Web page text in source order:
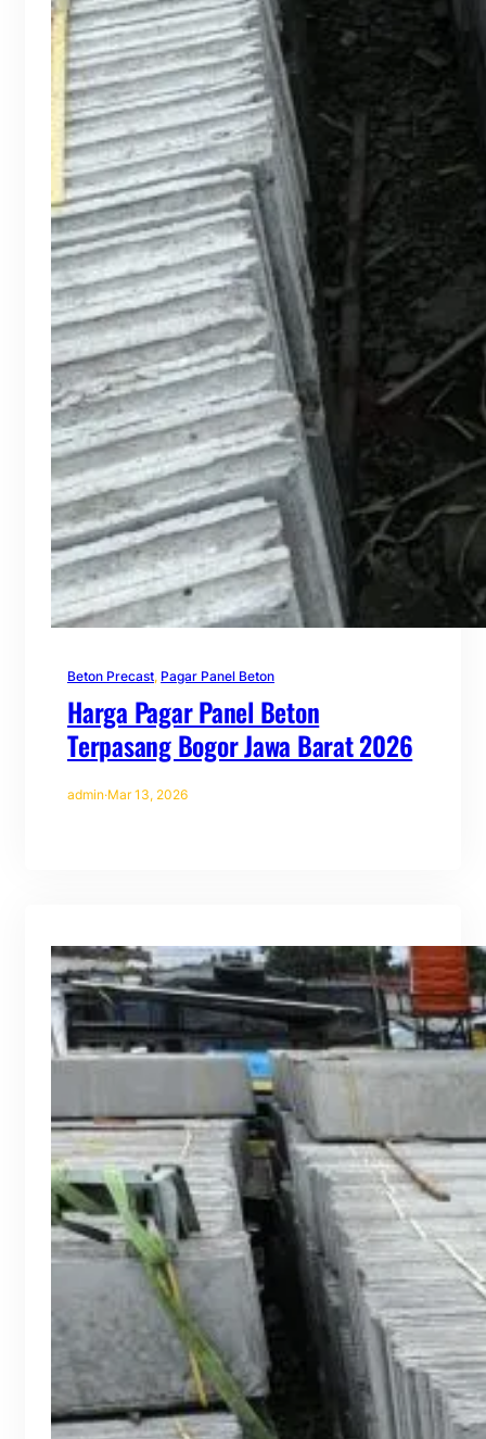
Beton Precast, Pagar Panel Beton
Harga Pagar Panel Beton
Terpasang Bogor Jawa Barat 2026
admin·Mar 13, 2026